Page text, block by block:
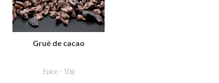
Grué de cacao
Epice - 10g